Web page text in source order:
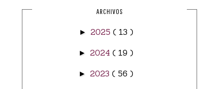
ARCHIVOS
► 2025 ( 13 )
► 2024 ( 19 )
► 2023 ( 56 )